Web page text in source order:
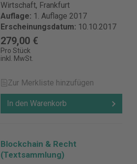
Wirtschaft, Frankfurt
Auflage: 1. Auflage 2017
Erscheinungsdatum: 10.10.2017
279,00 €
Pro Stück
inkl. MwSt.
Zur Merkliste hinzufügen
In den Warenkorb
Blockchain & Recht
(Textsammlung)